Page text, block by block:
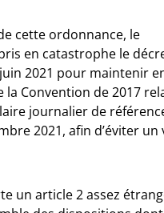
cette ordonnance, le
en catastrophe le
2021 pour maintenir
la Convention de 2017
journalier de
2021, afin d’éviter un
un article 2 assez